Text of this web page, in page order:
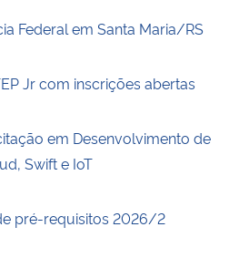
Federal em Santa Maria/RS
Jr com inscrições abertas
em Desenvolvimento de
Swift e IoT
pré-requisitos 2026/2